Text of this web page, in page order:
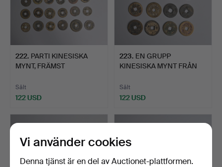
222. PARTI KINESISKA
MYNT, FRÄMST
Sålt
122 USD
223. EN GRUPP
KINESISKA MYNT FRÅN
Sålt
122 USD
Vi använder cookies
Denna tjänst är en del av Auctionet-plattformen.